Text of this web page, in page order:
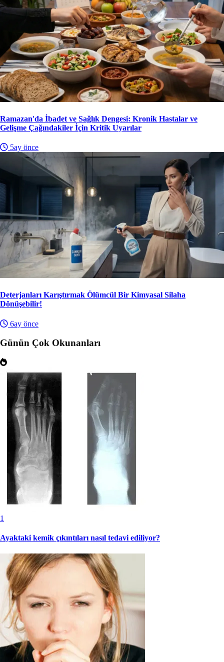
Ramazan'da İbadet ve Sağlık Dengesi: Kronik Hastalar ve
Gelişme Çağındakiler İçin Kritik Uyarılar
5ay önce
Deterjanları Karıştırmak Ölümcül Bir Kimyasal Silaha
Dönüşebilir!
6ay önce
Günün Çok Okunanları
1
Ayaktaki kemik çıkıntıları nasıl tedavi ediliyor?